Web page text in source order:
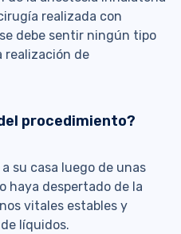
realizada con
debe sentir ningún tipo
realización de
procedimiento?
su casa luego de unas
haya despertado de la
vitales estables y
líquidos.